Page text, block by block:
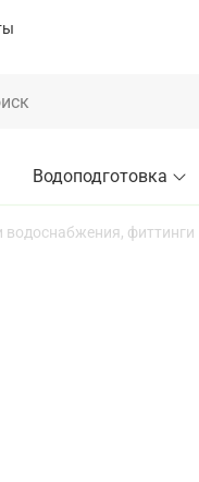
Водоподготовка
водоснабжения, фиттинги